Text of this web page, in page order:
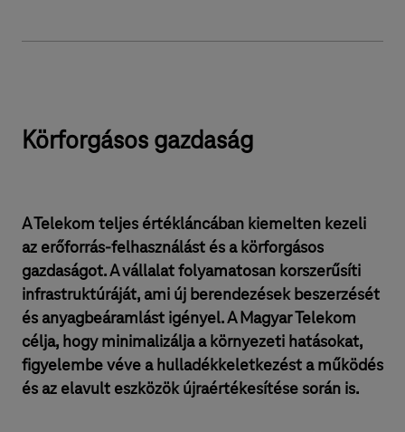
Körforgásos gazdaság
A Telekom teljes értékláncában kiemelten kezeli
az erőforrás-felhasználást és a körforgásos
gazdaságot. A vállalat folyamatosan korszerűsíti
infrastruktúráját, ami új berendezések beszerzését
és anyagbeáramlást igényel. A Magyar Telekom
célja, hogy minimalizálja a környezeti hatásokat,
figyelembe véve a hulladékkeletkezést a működés
és az elavult eszközök újraértékesítése során is.